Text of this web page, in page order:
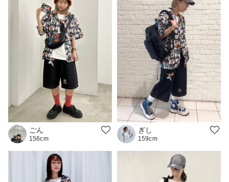
ごん
156cm
ぎし
159cm